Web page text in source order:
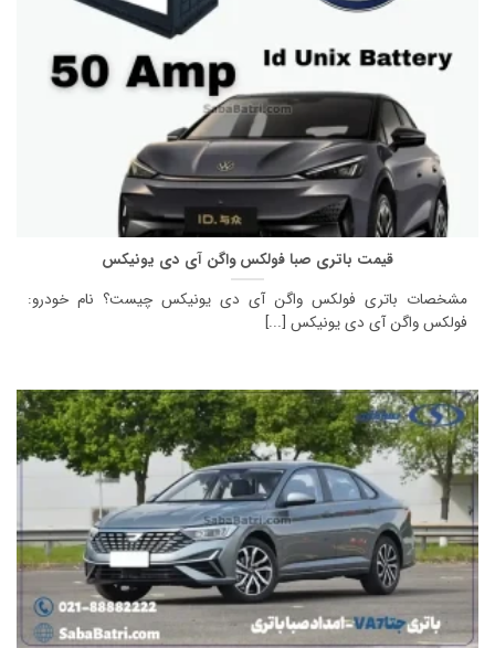
قیمت باتری صبا فولکس واگن آی دی یونیکس
مشخصات باتری فولکس واگن آی دی یونیکس چیست؟ نام خودرو:
فولکس واگن آی دی یونیکس [...]